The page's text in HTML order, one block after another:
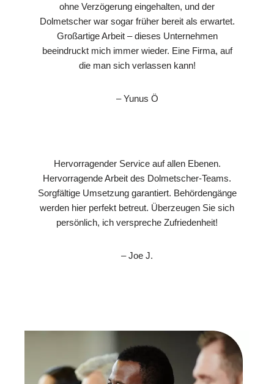
ohne Verzögerung eingehalten, und der
Dolmetscher war sogar früher bereit als erwartet.
Großartige Arbeit – dieses Unternehmen
beeindruckt mich immer wieder. Eine Firma, auf
die man sich verlassen kann!
– Yunus Ö
Hervorragender Service auf allen Ebenen.
Hervorragende Arbeit des Dolmetscher-Teams.
Sorgfältige Umsetzung garantiert. Behördengänge
werden hier perfekt betreut. Überzeugen Sie sich
persönlich, ich verspreche Zufriedenheit!
– Joe J.